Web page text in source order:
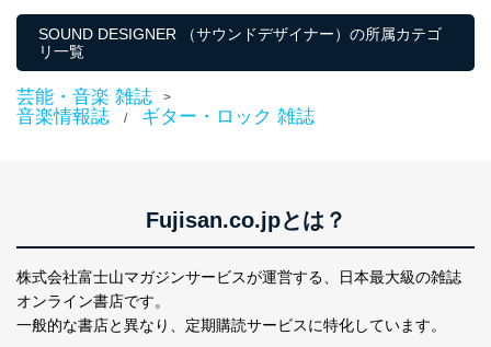
SOUND DESIGNER （サウンドデザイナー）の所属カテゴ
リ一覧
芸能・音楽 雑誌 >
音楽情報誌 / ギター・ロック 雑誌
Fujisan.co.jpとは？
株式会社富士山マガジンサービスが運営する、
日本最大級の雑誌
オンライン書店です。
一般的な書店と異なり、 定期購読サービスに特化しています。